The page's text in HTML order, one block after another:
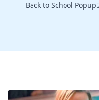
Back to School Popup